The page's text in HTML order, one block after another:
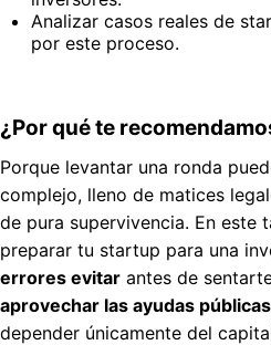
Analizar casos reales de
por este proceso.
¿Por qué te
Porque levantar una ronda
complejo, lleno de matices
de pura supervivencia. En este
preparar tu startup para una
errores evitar antes de
aprovechar las ayudas públicas
depender únicamente del